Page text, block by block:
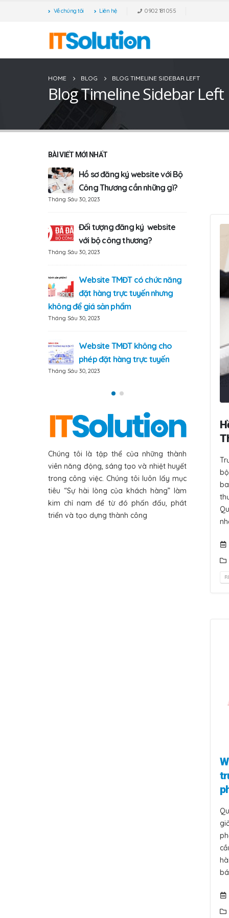
Về chúng tôi Liên hệ 0902 181 055
HOME BLOG BLOG TIMELINE SIDEBAR LEFT
Blog Timeline Sidebar Left
BÀI VIẾT MỚI NHẤT
Hồ sơ đăng ký website với Bộ
Công Thương cần những gì?
Tháng Sáu 30, 2023
Đối tượng đăng ký website
với bộ công thương?
Tháng Sáu 30, 2023
Website TMĐT có chức năng
đặt hàng trực tuyến nhưng
không để giá sản phẩm
Tháng Sáu 30, 2023
Website TMĐT không cho
phép đặt hàng trực tuyến
Tháng Sáu 30, 2023
Chúng tôi là tập thể của những thành
viên năng động, sáng tạo và nhiệt huyết
trong công việc. Chúng tôi luôn lấy mục
tiêu “Sự hài lòng của khách hàng” làm
kim chỉ nam để từ đó phấn đấu, phát
triển và tạo dựng thành công